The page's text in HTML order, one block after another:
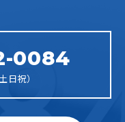
0084
日祝）